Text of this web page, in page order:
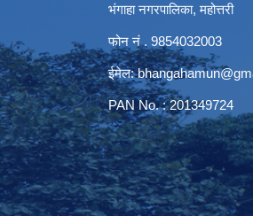
भंगाहा नगरपालिका, महोत्तरी
फोन नं . 9854032003
ईमेल:
PAN No. : 201349724